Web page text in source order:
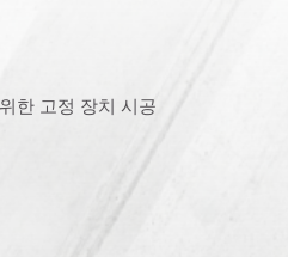
한 고정 장치 시공